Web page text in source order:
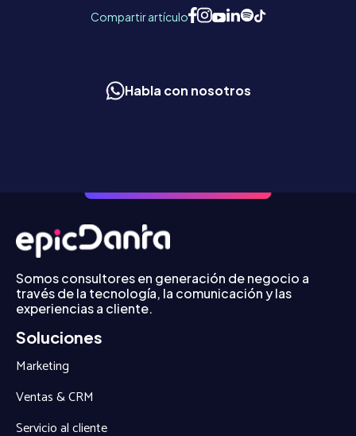
Compartir artículo
Habla con nosotros
Somos consultores en generación de negocio a
través de la tecnología, la comunicación y las
experiencias a cliente.
Soluciones
Marketing
Ventas & CRM
Servicio al cliente